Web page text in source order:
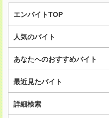
エンバイトTOP
人気のバイト
あなたへのおすすめバイト
最近見たバイト
詳細検索